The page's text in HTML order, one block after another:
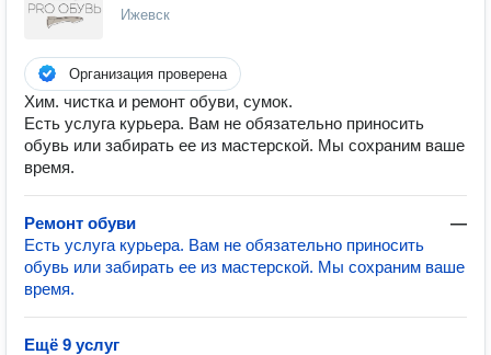
Ижевск
Организация проверена
Хим. чистка и ремонт обуви, сумок.
Есть услуга курьера. Вам не обязательно приносить
обувь или забирать ее из мастерской. Мы сохраним ваше
время.
Ремонт обуви
—
Есть услуга курьера. Вам не обязательно приносить
обувь или забирать ее из мастерской. Мы сохраним ваше
время.
Ещё 9 услуг